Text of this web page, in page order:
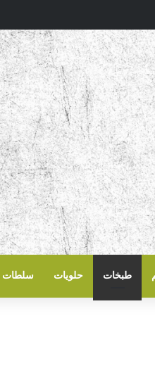
طبخات حلويات سلطات